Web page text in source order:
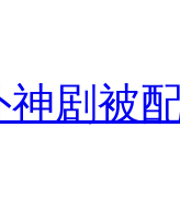
剧被